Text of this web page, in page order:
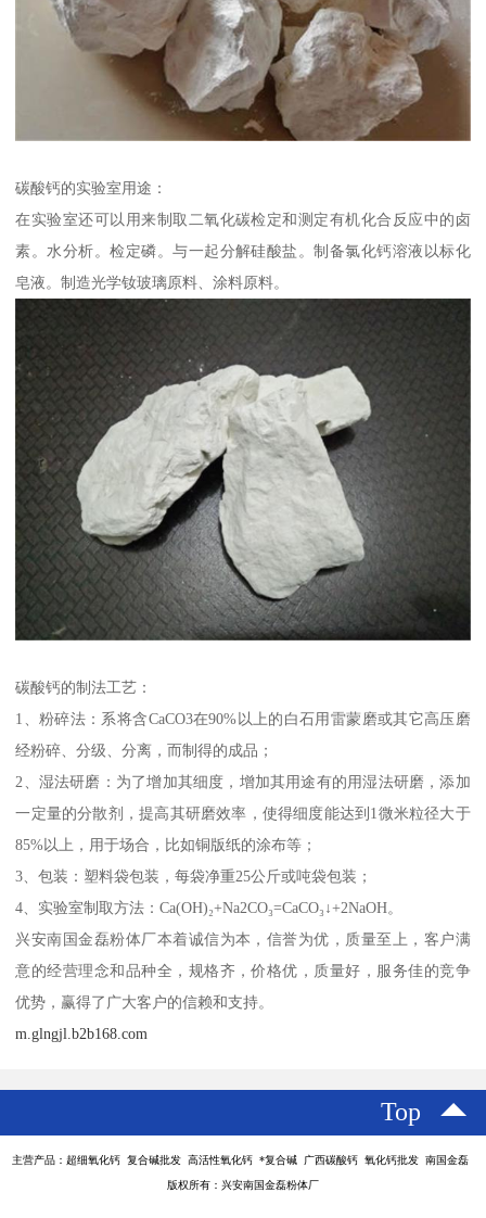
碳酸钙的实验室用途：
在实验室还可以用来制取二氧化碳检定和测定有机化合反应中的卤
素。水分析。检定磷。与一起分解硅酸盐。制备氯化钙溶液以标化
皂液。制造光学钕玻璃原料、涂料原料。
碳酸钙的制法工艺：
1、粉碎法：系将含CaCO3在90%以上的白石用雷蒙磨或其它高压磨
经粉碎、分级、分离，而制得的成品；
2、湿法研磨：为了增加其细度，增加其用途有的用湿法研磨，添加
一定量的分散剂，提高其研磨效率，使得细度能达到1微米粒径大于
85%以上，用于场合，比如铜版纸的涂布等；
3、包装：塑料袋包装，每袋净重25公斤或吨袋包装；
4、实验室制取方法：Ca(OH)₂+Na2CO₃=CaCO₃↓+2NaOH。
兴安南国金磊粉体厂本着诚信为本，信誉为优，质量至上，客户满
意的经营理念和品种全，规格齐，价格优，质量好，服务佳的竞争
优势，赢得了广大客户的信赖和支持。
m.glngjl.b2b168.com
Top
主营产品：超细氧化钙 复合碱批发 高活性氧化钙 *复合碱 广西碳酸钙 氧化钙批发 南国金磊
版权所有：兴安南国金磊粉体厂